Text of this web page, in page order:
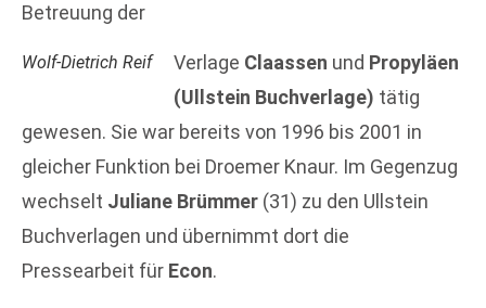
Betreuung der
Wolf-Dietrich Reif Verlage Claassen und Propyläen
(Ullstein Buchverlage) tätig
gewesen. Sie war bereits von 1996 bis 2001 in
gleicher Funktion bei Droemer Knaur. Im Gegenzug
wechselt Juliane Brümmer (31) zu den Ullstein
Buchverlagen und übernimmt dort die
Pressearbeit für Econ.